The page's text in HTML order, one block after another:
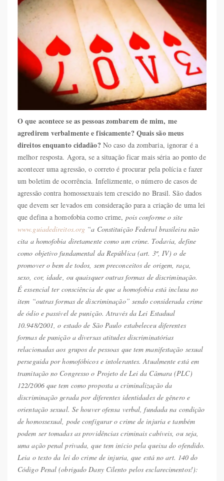
O que acontece se as pessoas zombarem de mim, me
agredirem verbalmente e fisicamente? Quais são meus
direitos enquanto cidadão? No caso da zombaria, ignorar é a
melhor resposta. Agora, se a situação ficar mais séria ao ponto de
acontecer uma agressão, o correto é procurar pela polícia e fazer
um boletim de ocorrência. Infelizmente, o número de casos de
agressão contra homossexuais tem crescido no Brasil. São dados
que devem ser levados em consideração para a criação de uma lei
que defina a homofobia como crime, pois conforme o site
www.guiadedireitos.org “a Constituição Federal brasileira não
cita a homofobia diretamente como um crime. Todavia, define
como objetivo fundamental da República (art. 3º, IV) o de
promover o bem de todos, sem preconceitos de origem, raça,
sexo, cor, idade, ou quaisquer outras formas de discriminação.
É essencial ter consciência de que a homofobia está inclusa no
item “outras formas de discriminação” sendo considerada crime
de ódio e passível de punição. Através daLei Estadual
10.948/2001, o estado de São Paulo estabeleceu diferentes
formas de punição a diversas atitudes discriminatórias
relacionadas aos grupos de pessoas que tem manifestação sexual
perseguida por homofóbicos e intolerantes. Atualmente está em
tramitação no Congresso o Projeto de Lei da Câmara (PLC)
122/2006 que tem como proposta a criminalização da
discriminação gerada por diferentes identidades de gênero e
orientação sexual. Sehouver ofensa verbal, fundada na condição
de homossexual, pode configurar o crime de injuria e também
podem ser tomadas as providências criminais cabíveis, ou seja,
uma ação penal privada, que tem início pela queixa do ofendido.
Leia o texto da lei do crime de injuria, que está no art. 140 do
Código Penal (obrigado Dany Cilento pelos esclarecimentos!):